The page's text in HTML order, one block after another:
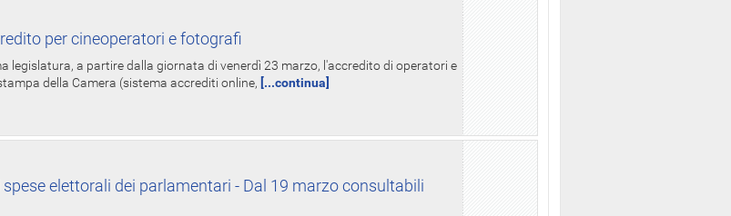
per cineoperatori e fotografi
legislatura, a partire dalla giornata di venerdì 23 marzo, l'accredito di operatori e
della Camera (sistema accrediti online, [...continua]
elettorali dei parlamentari - Dal 19 marzo consultabili